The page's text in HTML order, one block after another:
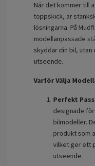
När det kommer till
toppskick, är
lösningarna. På
modellanpassade
skyddar din bil,
utseende.
Varför Välja
Perfekt
designade
bilmodeller.
produkt som
vilket ger ett
utseende.